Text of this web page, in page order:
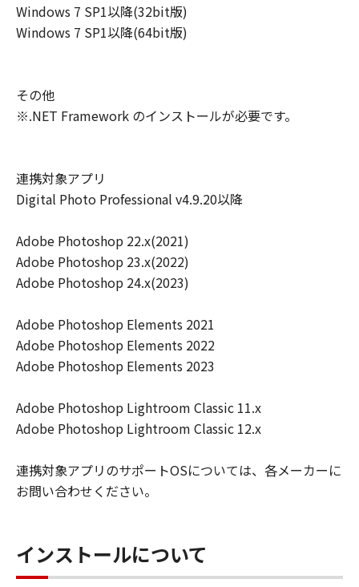
布、貸与その他の方法により、第三者に
「本ソフトウエア」を使用もしくは利用さ
ジニアリング、逆コンパイルまたは逆アセ
ん。
(4) 本契約に明示的に定める場合を除き、
的財産権のいかなる権利もお客様に付与す
るものではありません。
「本ソフトウエア」及びその複製物に係る
権限及び所有権は、その内容によりキヤノ
ンまたはキヤノンのライセンサーに帰属し
保証
「許諾ソフトウエア」が、CD-ROM等の記
キヤノンは、お客様が「許諾ソフトウエ
ア」を購入した日から90日の間、「許諾ソ
な欠陥がないことを保証します。当該保証
期間中に「メディア」に物理的な欠陥が発
Windows 7 SP1以降(32bit版)
Windows 7 SP1以降(64bit版)
その他
※.NET Framework のインストールが必要です。
連携対象アプリ
Digital Photo Professional v4.9.20以降
Adobe Photoshop 22.x(2021)
Adobe Photoshop 23.x(2022)
Adobe Photoshop 24.x(2023)
Adobe Photoshop Elements 2021
Adobe Photoshop Elements 2022
Adobe Photoshop Elements 2023
Adobe Photoshop Lightroom Classic 11.x
Adobe Photoshop Lightroom Classic 12.x
連携対象アプリのサポートOSについては、各メーカーに
お問い合わせください。
インストールについて